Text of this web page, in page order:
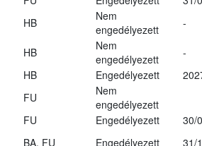
HB
Nem
engedélyezett
-
HB
Nem
engedélyezett
-
HB Engedélyezett
FU
Nem
engedélyezett
FU Engedélyezett
30/
BA, FU Engedélyezett
31/